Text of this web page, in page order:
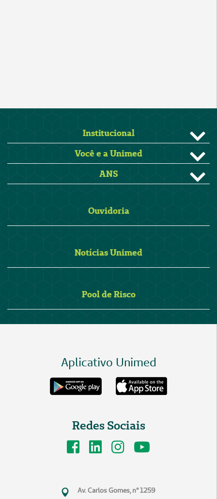
Institucional
Você e a Unimed
ANS
Ouvidoria
Notícias Unimed
Pool de Risco
Aplicativo Unimed
Redes Sociais
Av. Carlos Gomes, n° 1259